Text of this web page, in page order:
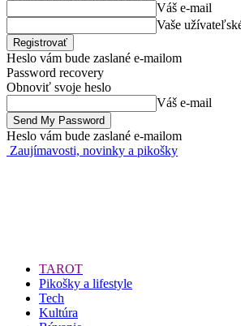
Váš e-mail
Vaše
Heslo vám bude zaslané e-mailom
Password recovery
Obnoviť svoje heslo
Váš e-mail
Heslo vám bude zaslané e-mailom
Zaujímavosti, novinky a pikošky
TAROT
Pikošky a lifestyle
Tech
Kultúra